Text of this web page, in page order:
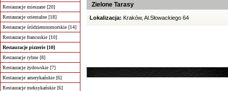
Restauracje mieszane [20]
Restauracje orientalne [18]
Restauracje śródziemnomorskie [14]
Restauracje francuskie [10]
Restauracje pizzerie [10]
Restauracje rybne [8]
Restauracje żydowskie [7]
Restauracje amerykańskie [6]
Restauracje meksykańskie [6]
Zielone Tarasy
Lokalizacja: Kraków, Al.Słowackiego 64